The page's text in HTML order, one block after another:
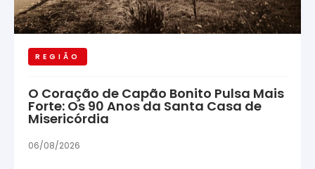
REGIÃO
O Coração de Capão Bonito Pulsa Mais
Forte: Os 90 Anos da Santa Casa de
Misericórdia
06/08/2026